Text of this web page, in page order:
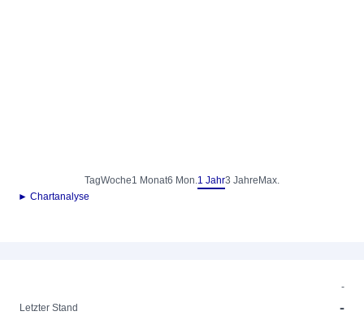
TagWoche1 Monat6 Mon.1 Jahr3 Jahre Max.
► Chartanalyse
-
Letzter Stand
-